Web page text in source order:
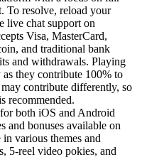
To resolve, reload your
live chat support on
Visa, MasterCard,
and traditional bank
and withdrawals. Playing
they contribute 100% to
contribute differently, so
recommended.
both iOS and Android
and bonuses available on
various themes and
5-reel video pokies, and